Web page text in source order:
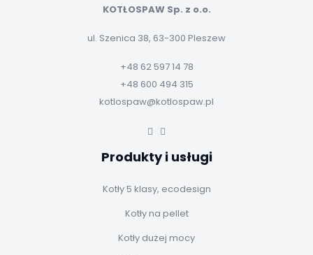
KOTŁOSPAW Sp. z o.o.
ul. Szenica 38, 63-300 Pleszew
+48 62 597 14 78
+48 600 494 315
kotlospaw@kotlospaw.pl
Produkty i usługi
Kotły 5 klasy, ecodesign
Kotły na pellet
Kotły dużej mocy